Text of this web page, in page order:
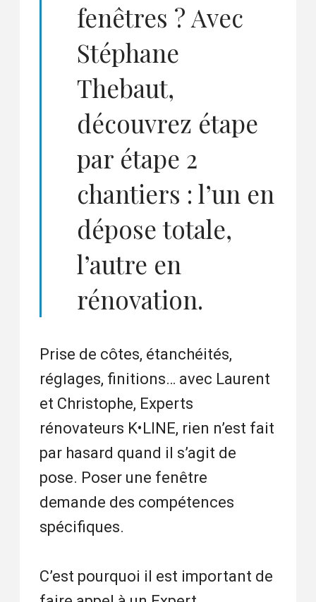
fenêtres ? Avec
Stéphane
Thebaut,
découvrez étape
par étape 2
chantiers : l’un en
dépose totale,
l’autre en
rénovation.
Prise de côtes, étanchéités,
réglages, finitions… avec Laurent
et Christophe, Experts
rénovateurs K•LINE, rien n’est fait
par hasard quand il s’agit de
pose. Poser une fenêtre
demande des compétences
spécifiques.
C’est pourquoi il est important de